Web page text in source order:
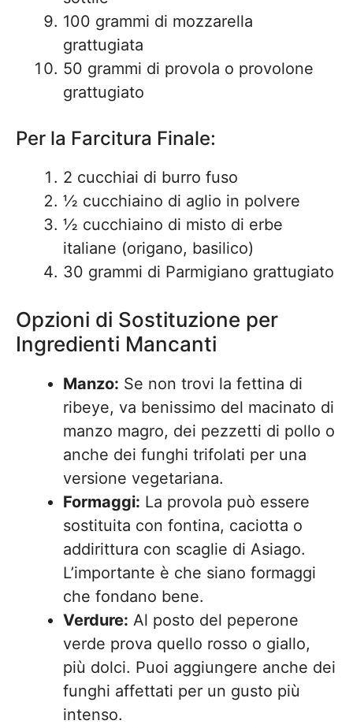
100 grammi di mozzarella
grattugiata
50 grammi di provola o provolone
grattugiato
Per la Farcitura Finale:
2 cucchiai di burro fuso
½ cucchiaino di aglio in polvere
½ cucchiaino di misto di erbe
italiane (origano, basilico)
30 grammi di Parmigiano grattugiato
Opzioni di Sostituzione per
Ingredienti Mancanti
Manzo: Se non trovi la fettina di
ribeye, va benissimo del macinato di
manzo magro, dei pezzetti di pollo o
anche dei funghi trifolati per una
versione vegetariana.
Formaggi: La provola può essere
sostituita con fontina, caciotta o
addirittura con scaglie di Asiago.
L’importante è che siano formaggi
che fondano bene.
Verdure: Al posto del peperone
verde prova quello rosso o giallo,
più dolci. Puoi aggiungere anche dei
funghi affettati per un gusto più
intenso.